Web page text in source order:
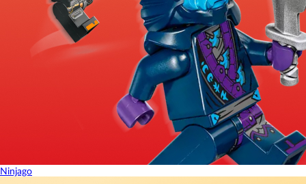
Ninjago